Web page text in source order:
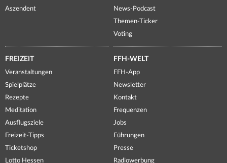
Aszendent
News-Podcast
Themen-Ticker
Voting
FREIZEIT
Veranstaltungen
Spielplätze
Rezepte
Meditation
Ausflugsziele
Freizeit-Tipps
Ticketshop
Lotto Hessen
FFH-WELT
FFH-App
Newsletter
Kontakt
Frequenzen
Jobs
Führungen
Presse
Radiowerbung